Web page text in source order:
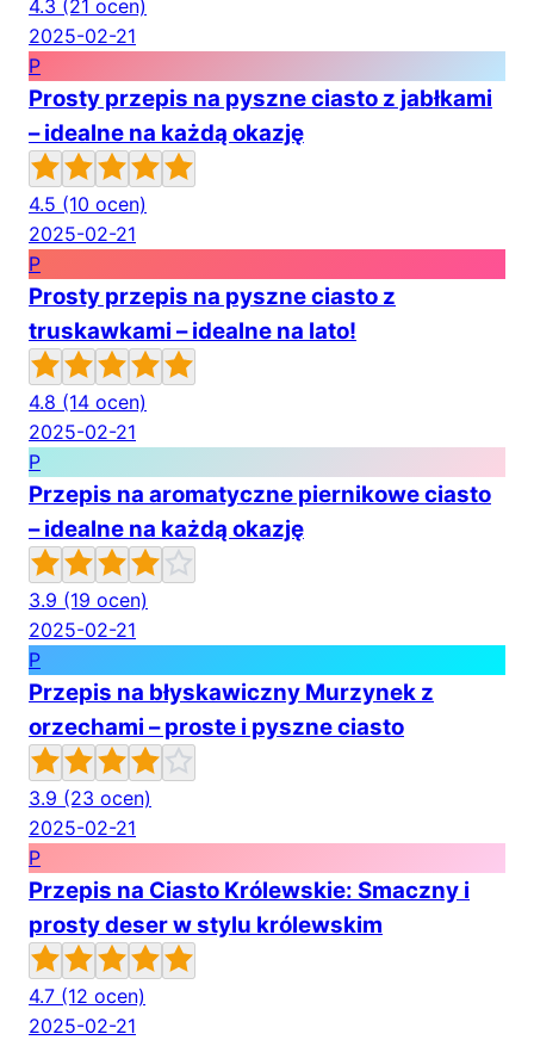
4.3 (21 ocen)
2025-02-21
P
Prosty przepis na pyszne ciasto z jabłkami
– idealne na każdą okazję
4.5 (10 ocen)
2025-02-21
P
Prosty przepis na pyszne ciasto z
truskawkami – idealne na lato!
4.8 (14 ocen)
2025-02-21
P
Przepis na aromatyczne piernikowe ciasto
– idealne na każdą okazję
3.9 (19 ocen)
2025-02-21
P
Przepis na błyskawiczny Murzynek z
orzechami – proste i pyszne ciasto
3.9 (23 ocen)
2025-02-21
P
Przepis na Ciasto Królewskie: Smaczny i
prosty deser w stylu królewskim
4.7 (12 ocen)
2025-02-21